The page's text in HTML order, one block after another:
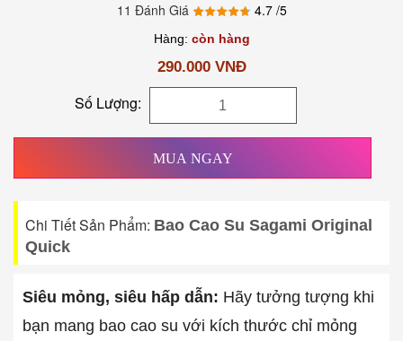
11 Đánh Giá
4.7 /5
Hàng: còn hàng
290.000 VNĐ
Số Lượng:
MUA NGAY
Chi Tiết Sản Phẩm: Bao Cao Su Sagami Original
Quick
Siêu mỏng, siêu hấp dẫn: Hãy tưởng tượng khi
bạn mang bao cao su với kích thước chỉ mỏng